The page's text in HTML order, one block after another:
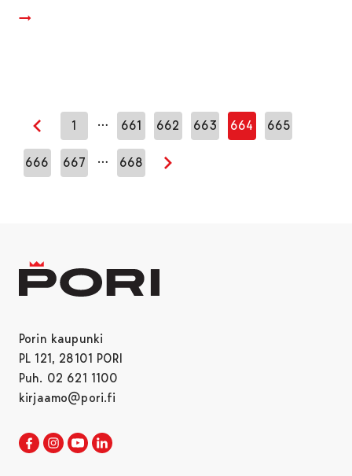
Edellinen sivu
1 … 661 662 663 664 665
666 667 … 668
Seuraava sivu
Porin kaupunki
PL 121, 28101 PORI
Puh. 02 621 1100
kirjaamo@pori.fi
Porin kaupunki Facebookissa
Avautuu uudessa välilehdessä
Porin kaupunki Instagramissa
Avautuu uudessa välilehdessä
Porin kaupunki Youtubessa
Avautuu uudessa välilehdessä